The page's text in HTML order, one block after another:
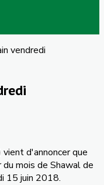
vendredi
vient d'annoncer que
mois de Shawal de
15 juin 2018.